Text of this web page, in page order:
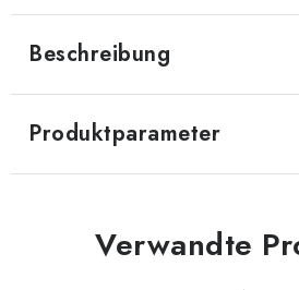
Beschreibung
Produktparameter
Verwandte